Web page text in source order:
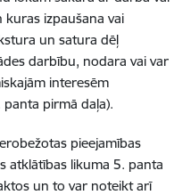
izpaušana vai
un satura dēļ
darbību, nodara vai var
interesēm
panta pirmā daļa).
pieejamības
atklātības likuma 5. panta
un to var noteikt arī